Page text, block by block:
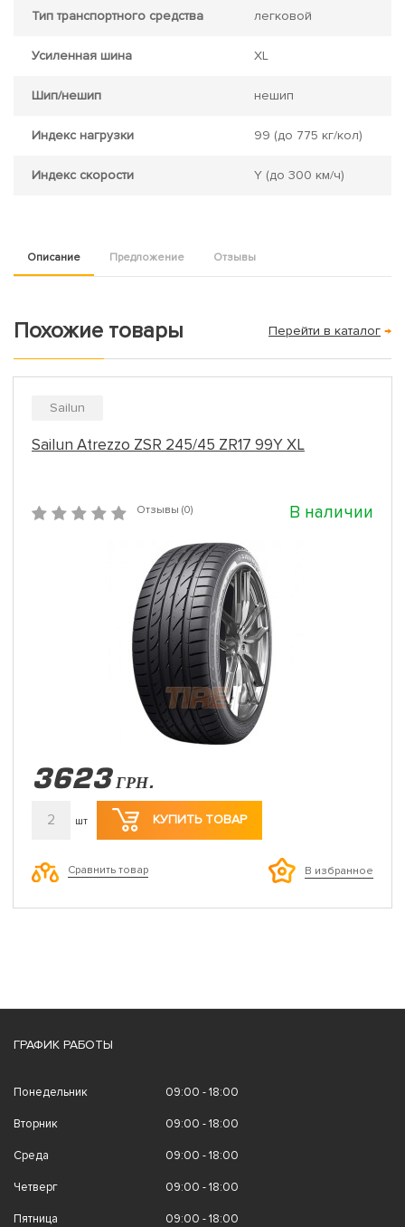
Тип транспортного средства легковой
Усиленная шина XL
Шип/нешип нешип
Индекс нагрузки 99 (до 775 кг/кол)
Индекс скорости Y (до 300 км/ч)
Описание Предложение Отзывы
Похожие товары Перейти в каталог →
Sailun
Sailun Atrezzo ZSR 245/45 ZR17 99Y XL
Отзывы (0) В наличии
3623 ГРН.
2 шт КУПИТЬ ТОВАР
Сравнить товар В избранное
ГРАФИК РАБОТЫ
Понедельник 09:00 - 18:00
Вторник 09:00 - 18:00
Среда 09:00 - 18:00
Четверг 09:00 - 18:00
Пятница 09:00 - 18:00